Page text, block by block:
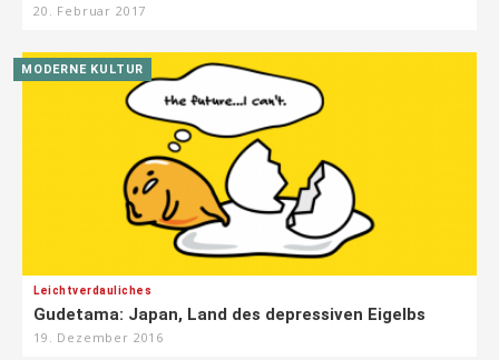
20. Februar 2017
MODERNE KULTUR
Leichtverdauliches
Gudetama: Japan, Land des depressiven Eigelbs
19. Dezember 2016